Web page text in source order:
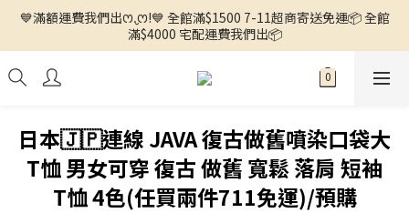
🌼徵求客人中🌼 ◕ᴗ<.ᐟ 更多新品歡迎追蹤官方INSTAGRAM🔗
💙滿額運費我們出ꯁ.̮ꯁ!💙 全館滿$1500 7-11超商寄送免運📦 全館
滿$4000 宅配運費我們出📦
🌼徵求客人中🌼 ◕ᴗ<.ᐟ 更多新品歡迎追蹤官方INSTAGRAM🔗
日本🇯🇵連線 JAVA 復古做舊噴染口袋大
T恤 男女可穿 復古 做舊 寬鬆 落肩 短袖
T恤 4色(任買兩件711免運)/預購